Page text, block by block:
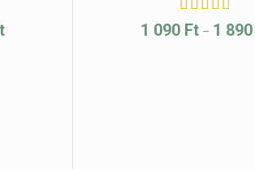
Ártartomány: 1 090 Ft - 1 890 Ft
1 090 Ft – 1